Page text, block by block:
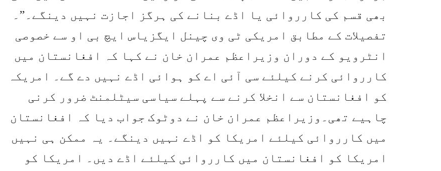
بھی قسم کی کارروائی یا اڈے بنانے کی ہرگز اجازت نہیں دینگے۔”۔
تفصیلات کے مطابق امریکی ٹی وی چینل ایگزیاس ایچ بی او سے خصوصی
انٹرویو کے دوران وزیراعظم عمران خان نے کہا کہ افغانستان میں
کارروائی کرنے کیلئے سی آئی اے کو ہوائی اڈے نہیں دے گے۔ امریکہ
کو افغانستان سے انخلا کرنے سے پہلے سیاسی سیٹلمنٹ ضرور کرنی
چاہیے تھی۔وزیراعظم عمران خان نے دوٹوک جواب دیا کہ افغانستان
میں کارروائی کیلئے امریکا کو اڈے نہیں دینگے۔ یہ ممکن ہی نہیں
امریکا کو افغانستان میں کارروائی کیلئے اڈے دیں۔ امریکا کو